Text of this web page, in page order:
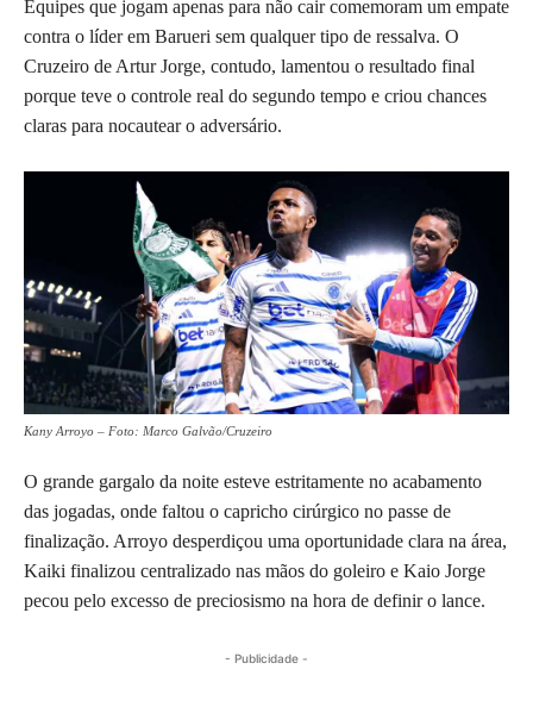
Equipes que jogam apenas para não cair comemoram um empate
contra o líder em Barueri sem qualquer tipo de ressalva. O
Cruzeiro de Artur Jorge, contudo, lamentou o resultado final
porque teve o controle real do segundo tempo e criou chances
claras para nocautear o adversário.
Kany Arroyo – Foto: Marco Galvão/Cruzeiro
O grande gargalo da noite esteve estritamente no acabamento
das jogadas, onde faltou o capricho cirúrgico no passe de
finalização. Arroyo desperdiçou uma oportunidade clara na área,
Kaiki finalizou centralizado nas mãos do goleiro e Kaio Jorge
pecou pelo excesso de preciosismo na hora de definir o lance.
- Publicidade -